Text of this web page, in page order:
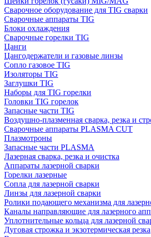
Сварочное оборудование для TIG сварки
Сварочные аппараты TIG
Блоки охлаждения
Сварочные горелки TIG
Цанги
Цангодержатели и газовые линзы
Сопло газовое TIG
Изоляторы TIG
Заглушки TIG
Наборы для TIG горелки
Головки TIG горелок
Запасные части TIG
Воздушно-плазменная сварка, резка и
Сварочные аппараты PLASMA CUT
Плазмотроны
Запасные части PLASMA
Лазерная сварка, резка и очистка
Аппараты лазерной сварки
Горелки лазерные
Сопла для лазерной сварки
Линзы для лазерной сварки
Ролики подающего механизма для
Каналы направляющие для лазерного
Уплотнительные кольца для лазерной
Дуговая строжка и экзотермическая резка